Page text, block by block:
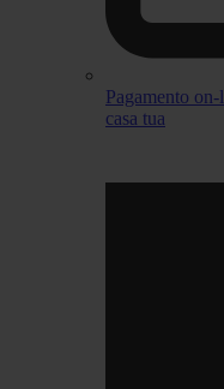
Pagamento on-
casa tua